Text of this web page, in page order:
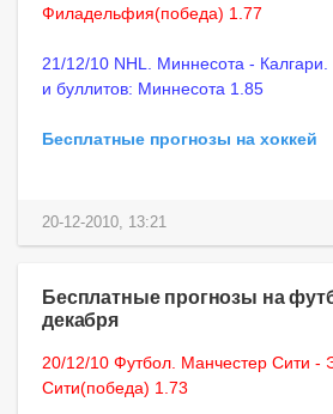
Филадельфия(победа) 1.77
21/12/10 NHL. Миннесота -
и буллитов: Миннесота 1.85
Бесплатные прогнозы на хоккей
20-12-2010, 13:21
Бесплатные прогнозы на
декабря
20/12/10 Футбол. Манчестер Сити -
Сити(победа) 1.73